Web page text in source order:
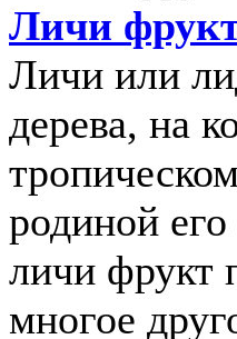
Личи
Личи или
дерева, на
родиной
личи фрукт
многое